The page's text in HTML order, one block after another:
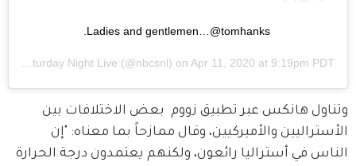
Ladies and gentlemen…@tomhanks.
Saturday Night Live (@nbcsnl) on Apr 11, 2020 at 9:19pm PDT
وتناول هانكس عبر تطبيق زووم  بعض الاختلافات بين
الأستراليين والأميركيين، وقال ممازحاً بما معناه: "إن
الناس في أستراليا رائعون، ولكنهم يعتمدون درجة الحرارة